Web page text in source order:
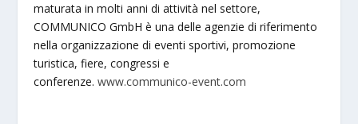
maturata in molti anni di attività nel settore,
COMMUNICO GmbH è una delle agenzie di riferimento
nella organizzazione di eventi sportivi, promozione
turistica, fiere, congressi e
conferenze.www.communico-event.com